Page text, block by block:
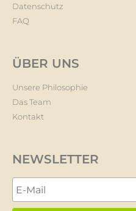
Datenschutz
FAQ
ÜBER UNS
Unsere Philosophie
Das Team
Kontakt
NEWSLETTER